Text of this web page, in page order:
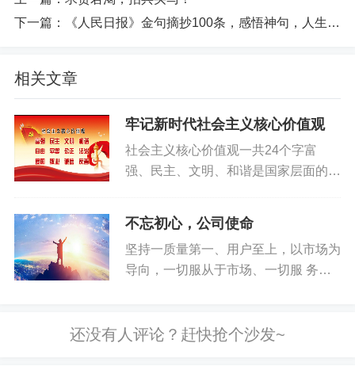
带来了超越国外竞争对手的优势。此外从明年开
5G网络，这些专用5G网络主要用于制造业的厂房，
形成内部5G网络，厂区的互联互通更加稳定可靠，
同时也让车间的生产和操作更加灵活。Martin Hirzel
认为，专有网络有助于提升安全性和效率，以及降
低成本，5G技术显然是智能制造的基石之一。 本届
中，中国联通中讯邮电咨询设计院董事长张涌指
出，5G满足工厂自动化、智能化过程中需要的通信
能力，5G融合工业网络使得无线技术应用于现场设
用新领域，也为未来的柔性产线、柔性车间奠定了
下一篇：
《人民日报》金句摘抄100条，感悟神句，人生拉满
相关文章
牢记新时代社会主义核心价值观
社会主义核心价值观一共24个字富
强、民主、文明、和谐是国家层面的价
善是公民个人层面的价值准则...
不忘初心，公司使命
坚持一质量第一、用户至上，以市场为
导向，一切服从于市场、一切服 务于
严格相统一:市场竞争最终是人才的竞